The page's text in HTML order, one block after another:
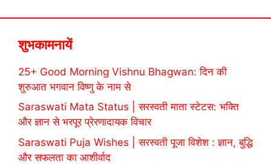
शुभकामनायें
25+ Good Morning Vishnu Bhagwan: दिन की
शुरुआत भगवान विष्णु के नाम से
Saraswati Mata Status | सरस्वती माता स्टेटस: भक्ति
और ज्ञान से भरपूर प्रेरणादायक विचार
Saraswati Puja Wishes | सरस्वती पूजा विशेश : ज्ञान, बुद्धि
और सफलता का आशीर्वाद